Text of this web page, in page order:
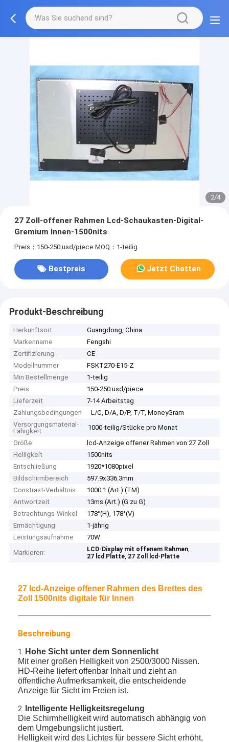
2/4
27 Zoll-offener Rahmen Lcd-Schaukasten-Digital-
Gremium Innen-1500nits
Preis：150-250 usd/piece MOQ：1-teilig
Bestpreis Jetzt Chatten
Produkt-Beschreibung
Herkunftsort
Guangdong, China
Markenname
Fengshi
Zertifizierung
CE
Modellnummer
FSKT270-E15-Z
Min Bestellmenge
1-teilig
Preis
150-250 usd/piece
Lieferzeit
7-14 Arbeitstag
Zahlungsbedingungen
L/C, D/A, D/P, T/T, MoneyGram
Versorgungsmaterial-
Fähigkeit
1000-teilig/Stücke pro Monat
Größe
lcd-Anzeige offener Rahmen von 27 Zoll
Helligkeit
1500nits
Entschließung
1920*1080pixel
Bildschirmbereich
597.9x336.3mm
Constrast-Verhältnis
1000:1 (Art.) (TM)
Antwortzeit
13ms (Art.) (G zu G)
Betrachtungs-Winkel
178°(H), 178°(V)
Ermächtigung
1-jährig
Leistungsaufnahme
70W
Markieren:
LCD-Display mit offenem Rahmen,
27 lcd Platte, 27 Zoll lcd-Platte
27 lcd-Anzeige offener Rahmen des Brettes des
Zoll 1500nits digitale für Innen
Beschreibung
1.
Hohe Sicht unter dem Sonnenlicht
Mit einer großen Helligkeit von 2500/3000 Nissen.
HD-Reihe liefert offenbar Inhalt und zieht an
öffentliche Aufmerksamkeit, die entscheidende
Anzeige für Sicht im Freien ist.
2.
Intelligente Helligkeitsregelung
Die Schirmhelligkeit wird automatisch abhängig von
dem Umgebungslicht justiert.
Helligkeit wird des Lichtes für bessere Sicht erhöht,